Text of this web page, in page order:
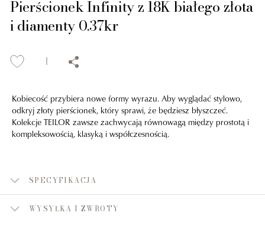
Pierścionek Infinity z 18K białego złota
i diamenty 0.37kr
Kobiecość przybiera nowe formy wyrazu. Aby wyglądać stylowo,
odkryj złoty pierścionek, który sprawi, że będziesz błyszczeć.
Kolekcje TEILOR zawsze zachwycają równowagą między prostotą i
kompleksowością, klasyką i współczesnością.
SPECYFIKACJA
WYSYŁKA I ZWROTY